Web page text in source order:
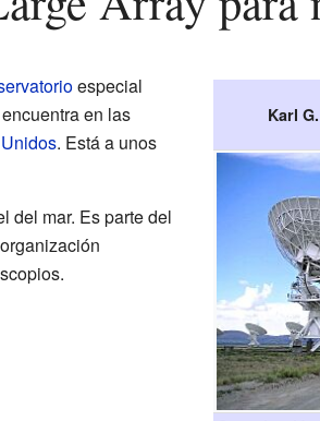
Karl
especial
en las
. Está a unos
del mar. Es parte del